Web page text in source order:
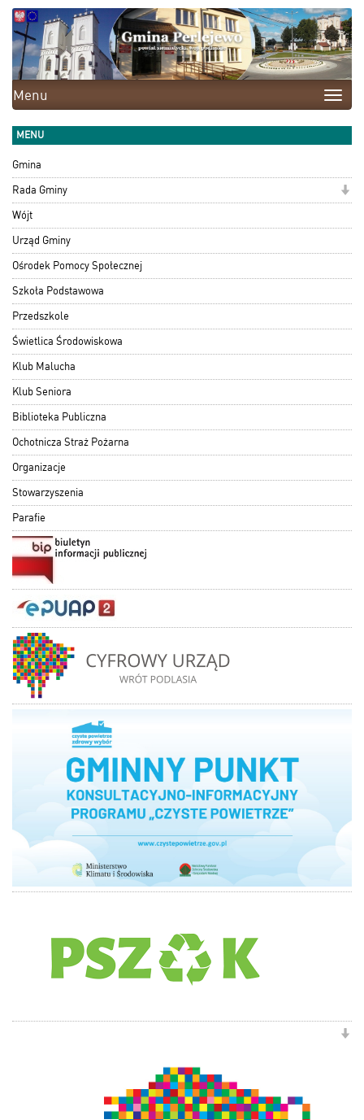
Toggle
Menu
MENU
Gmina
Rada Gminy
Wójt
Urząd Gminy
Ośrodek Pomocy Społecznej
Szkoła Podstawowa
Przedszkole
Świetlica Środowiskowa
Klub Malucha
Klub Seniora
Biblioteka Publiczna
Ochotnicza Straż Pożarna
Organizacje
Stowarzyszenia
Parafie